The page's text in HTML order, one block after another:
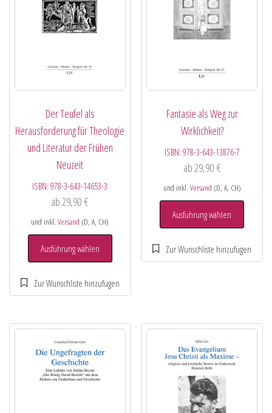
Der Teufel als
Herausforderung für Theologie
und Literatur der Frühen
Neuzeit
ISBN:978-3-643-14653-3
ab 29,90€
und inkl.Versand (D, A, CH)
Ausführung wählen
Fantasie als Weg zur
Wirklichkeit?
ISBN: 978-3-643-13876-7
ab 29,90 €
und inkl. Versand (D, A, CH)
Ausführung wählen